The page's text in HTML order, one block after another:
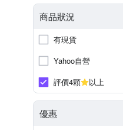
商品狀況
有現貨
Yahoo自營
評價4顆
以上
優惠